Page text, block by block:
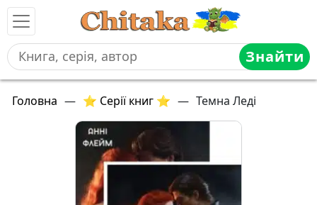
Знайти
Головна — ⭐ Серії книг ⭐ — Темна Леді